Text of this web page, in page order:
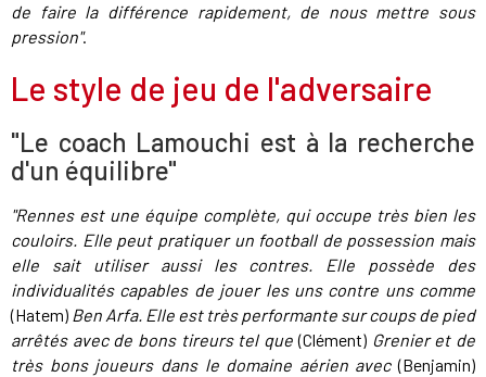
de faire la différence rapidement, de nous mettre sous
pression".
Le style de jeu de l'adversaire
"Le coach Lamouchi est à la recherche
d'un équilibre"
"Rennes est une équipe complète, qui occupe très bien les
couloirs. Elle peut pratiquer un football de possession mais
elle sait utiliser aussi les contres. Elle possède des
individualités capables de jouer les uns contre uns comme
(Hatem) Ben Arfa. Elle est très performante sur coups de pied
arrêtés avec de bons tireurs tel que(Clément)Grenier et de
très bons joueurs dans le domaine aérien avec(Benjamin)